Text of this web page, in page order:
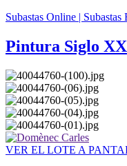
Subastas Online |
Pintura Siglo XX
VER EL LOTE A